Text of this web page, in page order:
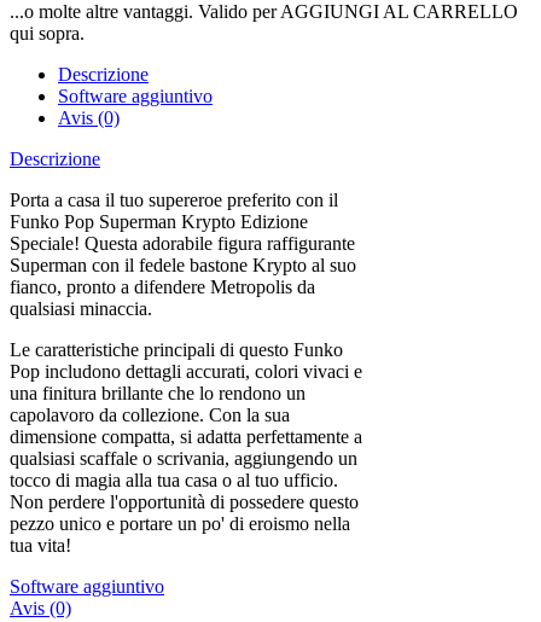
...o molte altre vantaggi. Valido per AGGIUNGI AL CARRELLO
qui sopra.
Descrizione
Software aggiuntivo
Avis (0)
Descrizione
Porta a casa il tuo supereroe preferito con il
Funko Pop Superman Krypto Edizione
Speciale! Questa adorabile figura raffigurante
Superman con il fedele bastone Krypto al suo
fianco, pronto a difendere Metropolis da
qualsiasi minaccia.
Le caratteristiche principali di questo Funko
Pop includono dettagli accurati, colori vivaci e
una finitura brillante che lo rendono un
capolavoro da collezione. Con la sua
dimensione compatta, si adatta perfettamente a
qualsiasi scaffale o scrivania, aggiungendo un
tocco di magia alla tua casa o al tuo ufficio.
Non perdere l'opportunità di possedere questo
pezzo unico e portare un po' di eroismo nella
tua vita!
Software aggiuntivo
Avis (0)